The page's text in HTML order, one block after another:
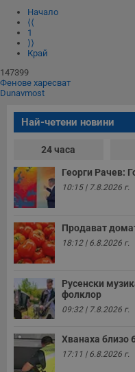
Начало
⟨⟨
1
⟩⟩
Край
147399
Фенове харесват
Dunavmost
Най-четени новини
24 часа
Георги Рачев:
10:15 | 7.8.2026 г.
Продават
18:12 | 6.8.2026 г.
Русенски
фолклор
09:32 | 7.8.2026 г.
Хванаха близо
17:11 | 6.8.2026 г.